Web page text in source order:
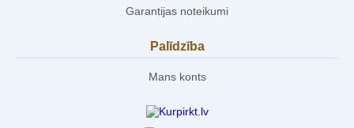
Garantijas noteikumi
Palīdzība
Mans konts